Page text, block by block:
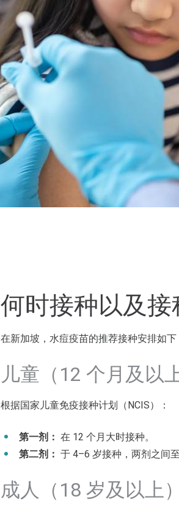
何时接种以及接
在新加坡，水痘疫苗的推荐接种安排如下
儿童（12 个月及以上
根据国家儿童免疫接种计划（NCIS）：
第一剂： 在 12 个月大时接种。
第二剂： 于 4–6 岁接种，两剂之间
成人（18 岁及以上）